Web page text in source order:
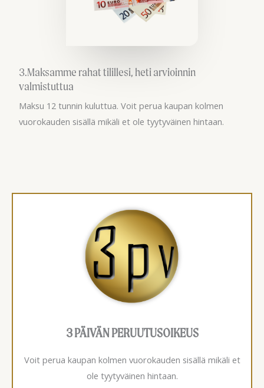
3.Maksamme rahat tilillesi, heti arvioinnin
valmistuttua
Maksu 12 tunnin kuluttua. Voit perua kaupan kolmen
vuorokauden sisällä mikäli et ole tyytyväinen hintaan.
3 PÄIVÄN PERUUTUSOIKEUS
Voit perua kaupan kolmen vuorokauden sisällä mikäli et
ole tyytyväinen hintaan.